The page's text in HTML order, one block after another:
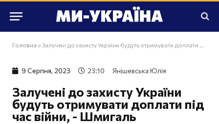
Головна » Залучені до захисту України будуть отримувати доплати під час війни, - Шмигаль
9 Серпня, 2023 23:10 Янішевська Юлія
Залучені до захисту України
будуть отримувати доплати під
час війни, - Шмигаль